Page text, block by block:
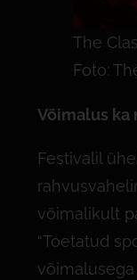
The
Foto:
Võimalus ka
Festivalil
võimalikult
“Toetatud